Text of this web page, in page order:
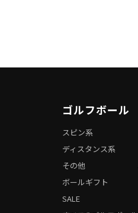
ゴルフボール
スピン系
ディスタンス系
その他
ボールギフト
SALE